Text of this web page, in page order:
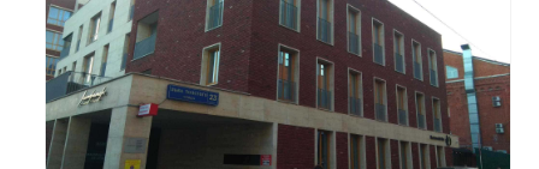
Смотреть проект